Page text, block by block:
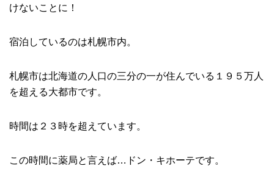
けないことに！
宿泊しているのは札幌市内。
札幌市は北海道の人口の三分の一が住んでいる１９５万人
を超える大都市です。
時間は２３時を超えています。
この時間に薬局と言えば…ドン・キホーテです。